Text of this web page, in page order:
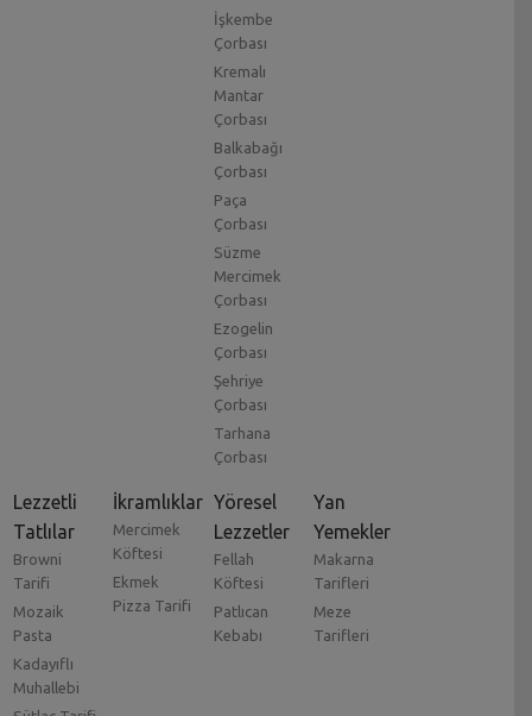
İşkembe
Çorbası
Kremalı
Mantar
Çorbası
Balkabağı
Çorbası
Paça
Çorbası
Süzme
Mercimek
Çorbası
Ezogelin
Çorbası
Şehriye
Çorbası
Tarhana
Çorbası
Lezzetli
Tatlılar
Browni
Tarifi
Mozaik
Pasta
Kadayıflı
Muhallebi
İkramlıklar
Mercimek
Köftesi
Ekmek
Pizza Tarifi
Yöresel
Lezzetler
Fellah
Köftesi
Patlıcan
Kebabı
Yan
Yemekler
Makarna
Tarifleri
Meze
Tarifleri